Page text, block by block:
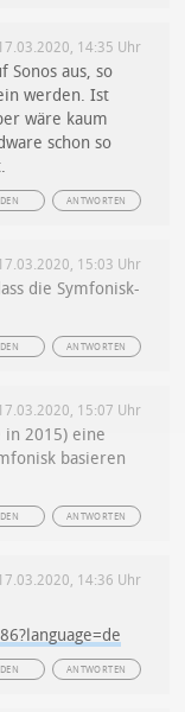
14:35 Uhr
Sonos aus, so
werden. Ist
wäre kaum
schon so
ANTWORTEN
15:03 Uhr
die Symfonisk-
ANTWORTEN
15:07 Uhr
in 2015) eine
basieren
ANTWORTEN
14:36 Uhr
ANTWORTEN